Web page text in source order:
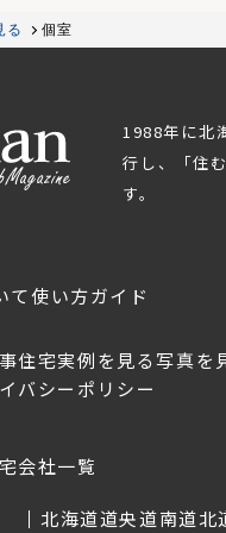
る 個室
1988年に北
行し、「住
す。
て使い方ガイド
住宅実例を見る写真を
バシーポリシー
会社一覧
北海道道央道南道北